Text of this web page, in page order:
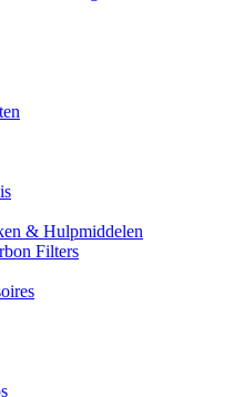
& Hulpmiddelen
Filters